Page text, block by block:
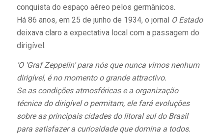
conquista do espaço aéreo pelos germânicos.
Há 86 anos, em 25 de junho de 1934, o jornal O Estado
deixava claro a expectativa local com a passagem do
dirigível:
‘O ‘Graf Zeppelin’ para nós que nunca vimos nenhum
dirigível, é no momento o grande attractivo.
Se as condições atmosféricas e a organização
técnica do dirigível o permitam, ele fará evoluções
sobre as principais cidades do litoral sul do Brasil
para satisfazer a curiosidade que domina a todos.